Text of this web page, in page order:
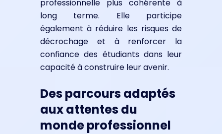
professionnelle plus cohérente à
long terme. Elle participe
également à réduire les risques de
décrochage et à renforcer la
confiance des étudiants dans leur
capacité à construire leur avenir.
Des parcours adaptés
aux attentes du
monde professionnel